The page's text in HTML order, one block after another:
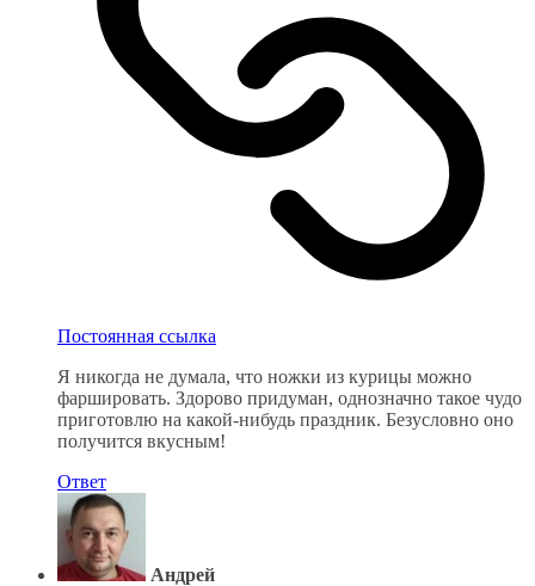
Постоянная ссылка
Я никогда не думала, что ножки из курицы можно
фаршировать. Здорово придуман, однозначно такое чудо
приготовлю на какой-нибудь праздник. Безусловно оно
получится вкусным!
Ответ
Андрей